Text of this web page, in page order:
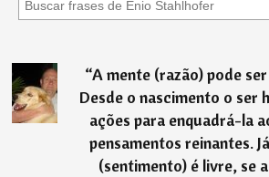
“A mente (razão) pode
Desde o nascimento o ser
ações para enquadrá-la
pensamentos reinantes.
(sentimento) é livre, se